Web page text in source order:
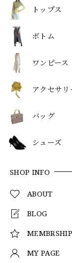
トップス
ボトム
ワンピース
アクセサリ
バッグ
シューズ
SHOP INFO
ABOUT
BLOG
MEMBRSHIP
MY PAGE